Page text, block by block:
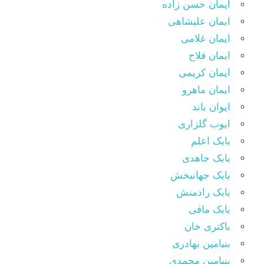
ایمان حسن زاده
ایمان علیشاهی
ایمان غلامی
ایمان فلاح
ایمان کریمی
ایمان ماهرو
ایوان باند
ایوب گلزاری
بابک اعلم
بابک جاهدی
بابک جهانبخش
بابک رادمنش
بابک مافی
باکتری خان
بنیامین بهادری
بنیامین محمدی